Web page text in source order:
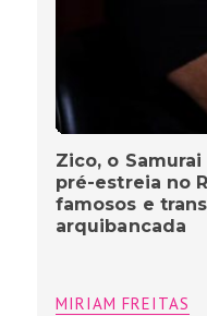
Zico, o
pré-estreia no
famosos e
arquibancada
MIRIAM FREITAS